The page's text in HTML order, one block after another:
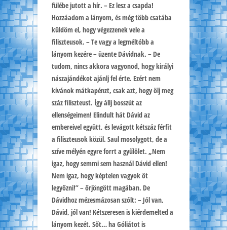
fülébe jutott a hír. – Ez lesz a csapda!
Hozzáadom a lányom, és még több csatába
küldöm el, hogy végezzenek vele a
filiszteusok. – Te vagy a legméltóbb a
lányom kezére – üzente Dávidnak. – De
tudom, nincs akkora vagyonod, hogy királyi
nászajándékot ajánlj fel érte. Ezért nem
kívánok mátkapénzt, csak azt, hogy ölj meg
száz filiszteust. Így állj bosszút az
ellenségeimen! Elindult hát Dávid az
embereivel együtt, és levágott kétszáz férfit
a filiszteusok közül. Saul mosolygott, de a
szíve mélyén egyre forrt a gyűlölet. „Nem
igaz, hogy semmi sem használ Dávid ellen!
Nem igaz, hogy képtelen vagyok őt
legyőzni!” – őrjöngött magában. De
Dávidhoz mézesmázosan szólt: – Jól van,
Dávid, jól van! Kétszeresen is kiérdemelted a
lányom kezét. Sőt… ha Góliátot is